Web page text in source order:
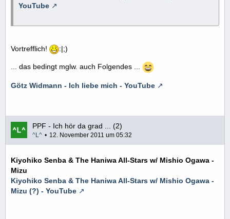
YouTube
Vortrefflich! :|;)
... das bedingt mglw. auch Folgendes ...
Götz Widmann - Ich liebe mich - YouTube
PPF - Ich hör da grad ... (2)
^L^ 12. November 2011 um 05:32
Kiyohiko Senba & The Haniwa All-Stars w/ Mishio Ogawa -
Mizu
Kiyohiko Senba & The Haniwa All-Stars w/ Mishio Ogawa -
Mizu (?) - YouTube